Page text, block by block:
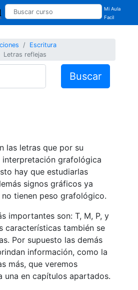
Mi Aula
Facil
Escritura
Letras reflejas
Buscar
las letras que por su
grafológica
hay que estudiarlas
signos gráficos ya
tienen peso grafológico.
importantes son: T, M, P, y
características también se
Por supuesto las demás
información, como la
más, que veremos
una en capítulos apartados.